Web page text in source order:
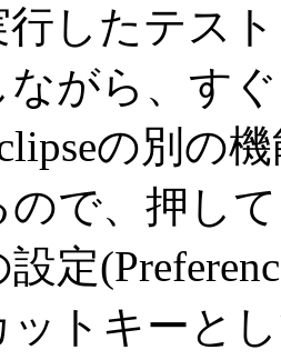
したテス
ながら、す
の別の
ので、押し
定
ットキーと